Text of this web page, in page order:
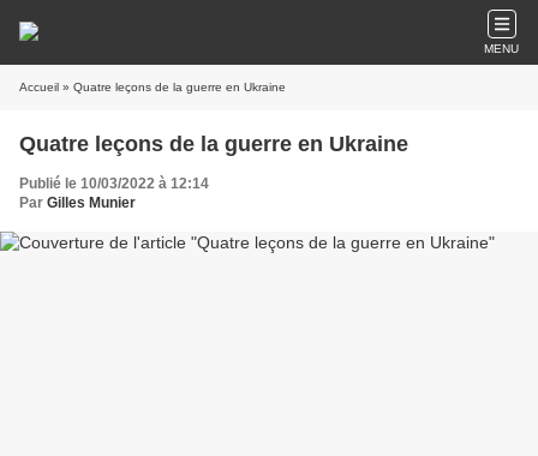
MENU
Accueil » Quatre leçons de la guerre en Ukraine
Quatre leçons de la guerre en Ukraine
Publié le 10/03/2022 à 12:14
Par Gilles Munier